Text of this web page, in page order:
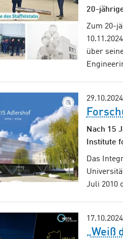
20-
Zum 20-
über
29.10.2024
Nach 15
Institute
Das
Juli 2010
17.10.2024
„Weiß